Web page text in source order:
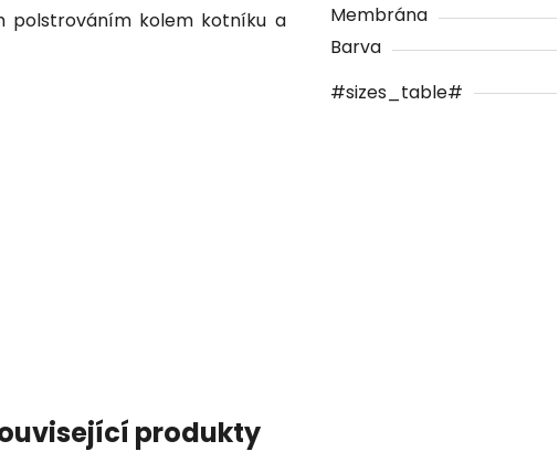
polstrováním kolem kotníku a
Membrána
Barva
#sizes_table#
produkty